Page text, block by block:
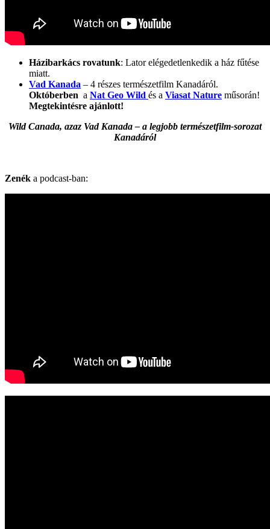
Házibarkács rovatunk: Lator elégedetlenkedik a ház fűtése
miatt.
Vad Kanada – 4 részes természetfilm Kanadáról.
Októberben a Nat Geo Wild és a Viasat Nature műsorán!
Megtekintésre ajánlott!
Wild Canada, azaz Vad Kanada – a legjobb természetfilm-sorozat
Kanadáról
Zenék a podcast-ban: